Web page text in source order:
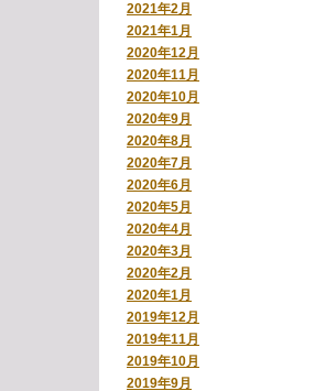
2021年2月
2021年1月
2020年12月
2020年11月
2020年10月
2020年9月
2020年8月
2020年7月
2020年6月
2020年5月
2020年4月
2020年3月
2020年2月
2020年1月
2019年12月
2019年11月
2019年10月
2019年9月